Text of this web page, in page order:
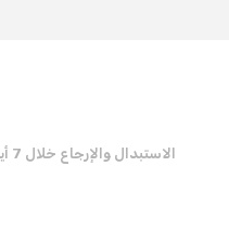
الاستبدال والإرجاع خلال 7 أيام